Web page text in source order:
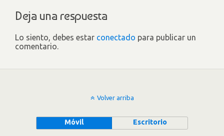
Deja una respuesta
Lo siento, debes estar conectado para publicar un
comentario.
Volver arriba
Móvil Escritorio